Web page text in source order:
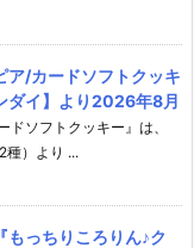
ア/カードソフトクッキ
ダイ】より2026年8月
ドソフトクッキー』は、
）より ...
もっちりころりん♪ク